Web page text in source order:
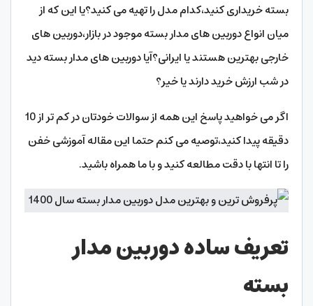
بسته خریداری کنید،کدام مدل را تهیه می کنید؟یا این که از
میان انواع دوربین های مدار بسته موجود در بازار،دوربین های
خارجی بهترین هستند یا ایرانی؟آیا دوربین های مدار بسته دید
در شب ارزش خرید دارند یا خیر؟
اگر می خواهید پاسخ این همه از سوالات خودتان در کم تر از 10
دقیقه پیدا کنید،توصیه می کنم حتما این مقاله آموزشی خفن
را تا انتها با دقت مطالعه کنید و با ما همراه باشید.
تعریف ساده دوربین مدار
بسته